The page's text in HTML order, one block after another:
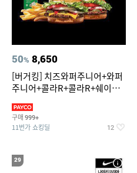
50% 8,650
[버거킹] 치즈와퍼주니어+와퍼
주니어+콜라R+콜라R+쉐이킹
구매 999+
11번가 쇼킹딜 12
29